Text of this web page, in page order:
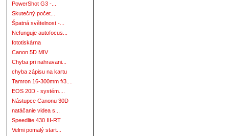
PowerShot G3 -...
Skutečný počet...
Špatná světelnost -...
Nefunguje autofocus...
fototiskárna
Canon 5D MIV
Chyba pri nahravani...
chyba zápisu na kartu
Tamron 16-300mm f/3....
EOS 20D - systém....
Nástupce Canonu 30D
natáčanie videa s...
Speedlite 430 III-RT
Velmi pomalý start...